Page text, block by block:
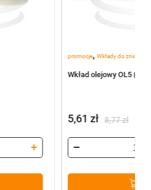
promocje,Wkłady do zniczy
Wkład olejowy OL5
8,77zł
cena
wynosiła:
8,77 zł.
5,61zł
cena
wynosi:
5,61 zł.